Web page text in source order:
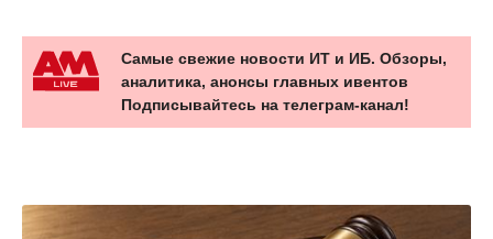
Самые свежие новости ИТ и ИБ. Обзоры,
аналитика, анонсы главных ивентов
Подписывайтесь на телеграм-канал!